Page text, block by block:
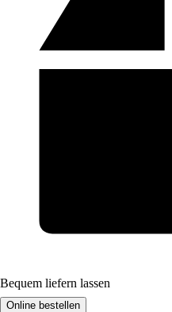
Bequem liefern lassen
Online bestellen